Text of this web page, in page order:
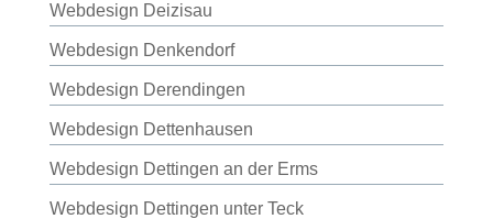
Webdesign Deizisau
Webdesign Denkendorf
Webdesign Derendingen
Webdesign Dettenhausen
Webdesign Dettingen an der Erms
Webdesign Dettingen unter Teck